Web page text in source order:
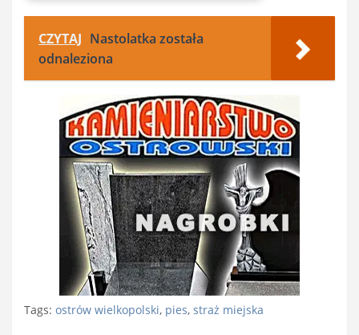
CZYTAJ Nastolatka została
odnaleziona
Tags: ostrów wielkopolski, pies, straż miejska